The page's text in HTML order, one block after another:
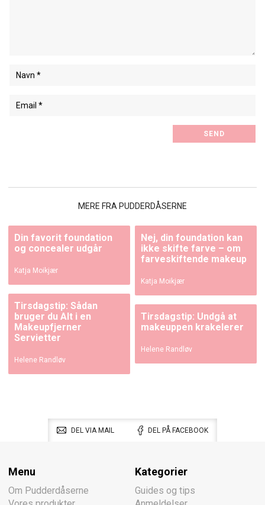
MERE FRA PUDDERDÅSERNE
Din favorit foundation
og concealer udgår
Katja Moikjær
Nej, din foundation kan
ikke skifte farve – om
farveskiftende makeup
Katja Moikjær
Tirsdagstip: Sådan
bruger du Alt i en
Makeupfjerner
Servietter
Helene Randløv
Tirsdagstip: Undgå at
makeuppen krakelerer
Helene Randløv
DEL VIA MAIL DEL PÅ FACEBOOK
Menu
Om Pudderdåserne
Kategorier
Guides og tips